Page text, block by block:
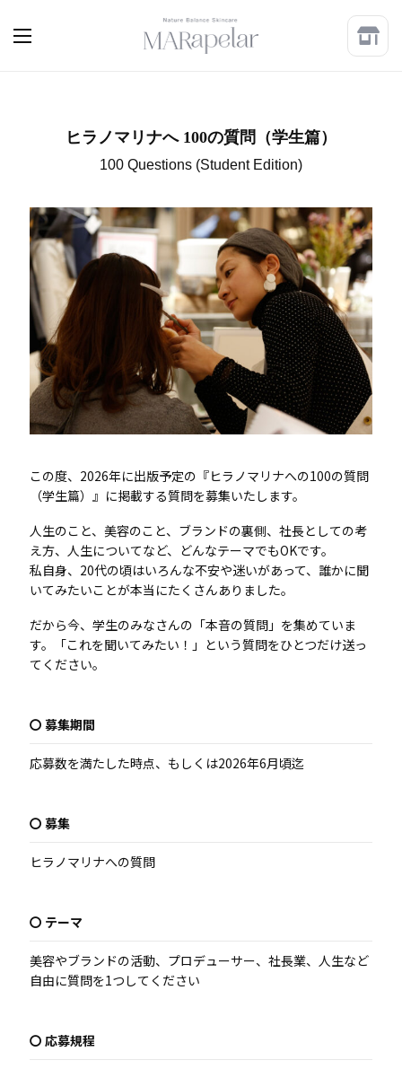
ヒラノマリナへ 100の質問（学生篇）
100 Questions (Student Edition)
この度、2026年に出版予定の『ヒラノマリナへの100の質問
（学生篇）』に掲載する質問を募集いたします。
人生のこと、美容のこと、ブランドの裏側、社長としての考
え方、人生についてなど、どんなテーマでもOKです。
私自身、20代の頃はいろんな不安や迷いがあって、誰かに聞
いてみたいことが本当にたくさんありました。
だから今、学生のみなさんの「本音の質問」を集めていま
す。「これを聞いてみたい！」という質問をひとつだけ送っ
てください。
〇 募集期間
応募数を満たした時点、もしくは2026年6月頃迄
〇 募集
ヒラノマリナへの質問
〇 テーマ
美容やブランドの活動、プロデューサー、社長業、人生など
自由に質問を1つしてください
〇 応募規程